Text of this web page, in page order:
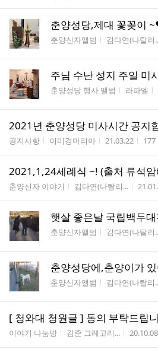
춘양성당,제대 꽃꽂이
게시판명
춘양신자앨범 작성자
김다연(나탈리
주님 수난 성지 주일 미
게시판명
춘양성당 행사 앨범 작성자
라파엘
2021년 춘양성당 미사시간 공지
게시판명
공지사항 작성자
이미경마리아 작성시간
21.03.22 조회
177
2021,1,24세례식 ~! (출처 류석
게시판명
춘양신자 이야기 작성자
김다연(나탈리... 작성
햇살 좋은날 국립백두
게시판명
춘양신자앨범 작성자
김다연(나탈리
춘양성당에,춘양이가
게시판명
춘양신자앨범 작성자
김다연(나탈리
[ 청와대 청원글 ] 동의 부탁드립
게시판명
이야기 나눔방 작성자
김준 그레고리... 작성시간
20.10.08